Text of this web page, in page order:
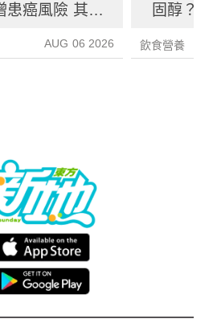
患癌風險 其中
AUG 06 2026
固醇？
飲食營養